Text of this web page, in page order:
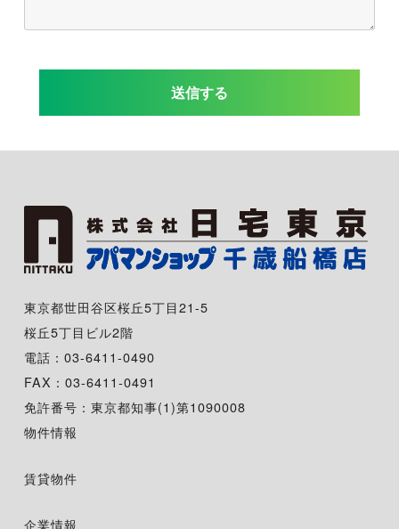
送信する
東京都世田谷区桜丘5丁目21-5
桜丘5丁目ビル2階
電話：03-6411-0490
FAX：03-6411-0491
免許番号：東京都知事(1)第1090008
物件情報
賃貸物件
企業情報